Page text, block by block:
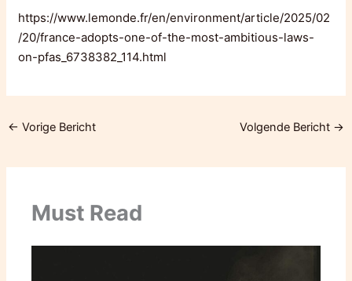
https://www.lemonde.fr/en/environment/article/2025/02
/20/france-adopts-one-of-the-most-ambitious-laws-
on-pfas_6738382_114.html
← Vorige Bericht Volgende Bericht →
Must Read